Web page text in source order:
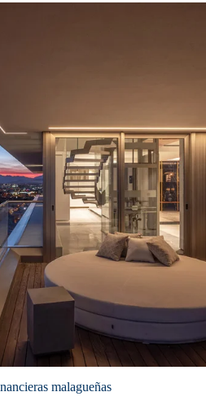
malagueñas